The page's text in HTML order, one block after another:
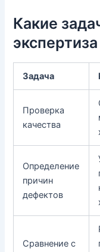
Какие
экспертиза
Задача
Проверка
качества
Определение
причин
дефектов
Сравнение с